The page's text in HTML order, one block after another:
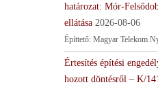
határozat: Mór-
ellátása 2026-08-06
Építtető: Magyar Telekom
Értesítés építési
hozott döntésről – K/